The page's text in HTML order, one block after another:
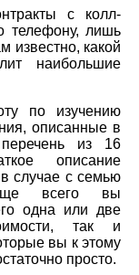
с колл-
телефону, лишь
известно, какой
наибольшие
по изучению
описанные в
из 16
описание
случае с семью
всего вы
одна или две
так и
вы к этому
просто.